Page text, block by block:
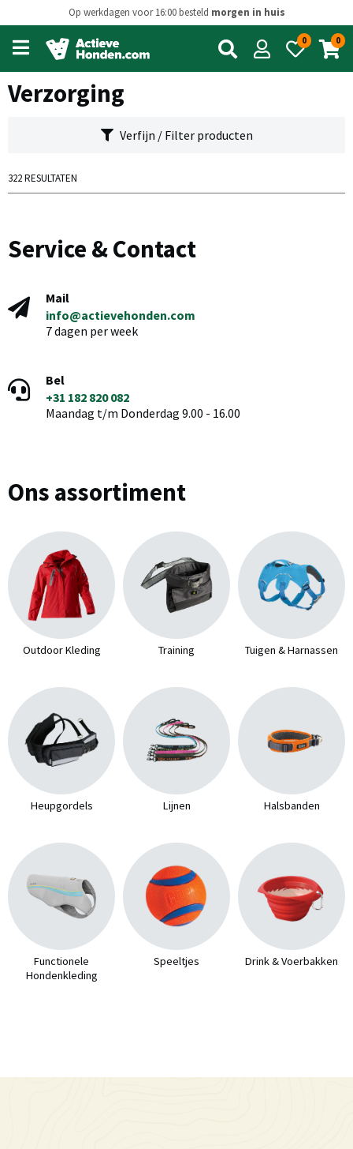
Op werkdagen voor 16:00 besteld morgen in huis
Open
main
menu
0 0
Verzorging
Verfijn / Filter producten
322 RESULTATEN
Service & Contact
Mail
info@actievehonden.com
7 dagen per week
Bel
+31 182 820 082
Maandag t/m Donderdag 9.00 - 16.00
Ons assortiment
Outdoor Kleding Training Tuigen & Harnassen
Heupgordels Lijnen Halsbanden
Functionele
Hondenkleding
Speeltjes Drink & Voerbakken